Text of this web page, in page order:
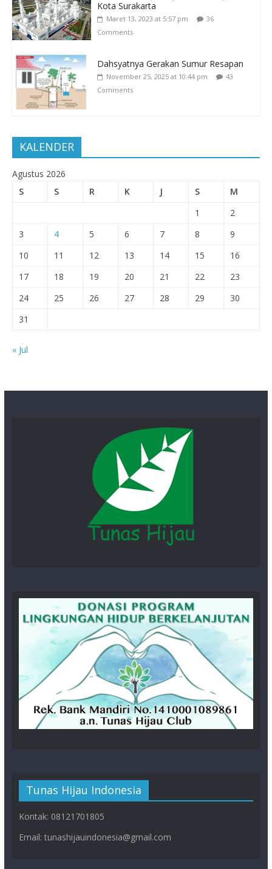
Kota Surakarta
Maret 13, 2023 at 5:57 pm
36
Comments
Dahsyatnya Gerakan Sumur Resapan
November 25, 2025 at 10:44 pm
43
Comments
KALENDER
Agustus 2026
S
S R K J S
M
1
2
3
4 5 6 7 8
9
10
11 12 13 14 15
16
17
18 19 20 21 22
23
24
25 26 27 28 29
30
31
« Jul
Tunas Hijau Indonesia
Kontak: 08121701805
Email: tunashijauindonesia@gmail.com